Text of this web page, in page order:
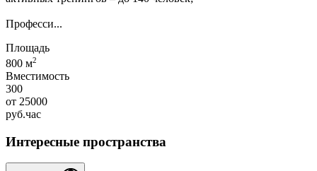
Професси...
Площадь
800 м2
Вместимость
300
от 25000
руб.час
Интересные пространства